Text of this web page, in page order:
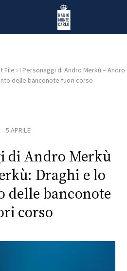
Radio Monte Carlo
File › I Personaggi di Andro Merkù – Andro
delle banconote fuori corso
5 APRILE
di Andro Merkù
Draghi e lo
delle banconote
corso